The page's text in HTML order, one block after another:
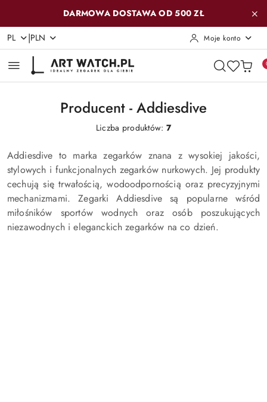
Przejdź do treści głównej
Przejdź do wyszukiwarki
Przejdź do moje konto
Przejdź do menu głównego
Przejdź do stopkiDARMOWA DOSTAWA OD 500 ZŁ
PL |PLN Moje konto
Producent - Addiesdive
Liczba produktów: 7
Addiesdive to marka zegarków znana z wysokiej jakości,
stylowych i funkcjonalnych zegarków nurkowych. Jej produkty
cechują się trwałością, wodoodpornością oraz precyzyjnymi
mechanizmami. Zegarki Addiesdive są popularne wśród
miłośników sportów wodnych oraz osób poszukujących
niezawodnych i eleganckich zegarków na co dzień.